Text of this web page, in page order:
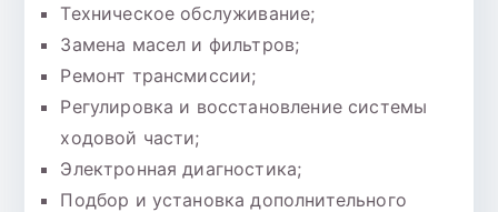
Техническое обслуживание;
Замена масел и фильтров;
Ремонт трансмиссии;
Регулировка и восстановление системы
ходовой части;
Электронная диагностика;
Подбор и установка дополнительного